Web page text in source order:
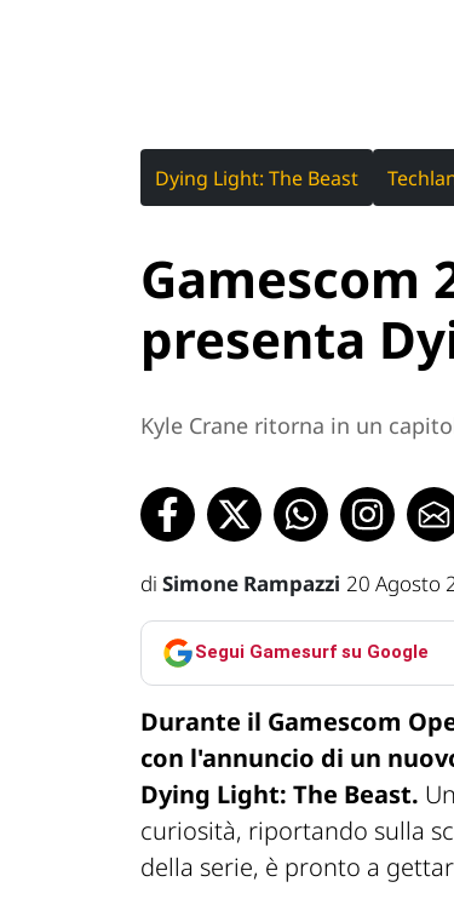
Dying Light: The Beast
Gamescom
presenta
Kyle Crane ritorna in un
di Simone Rampazzi 20 Agosto
Segui Gamesurf su Google
Durante il Gamescom
con l'annuncio di un
Dying Light: The Beast.
curiosità, riportando sulla
della serie, è pronto a